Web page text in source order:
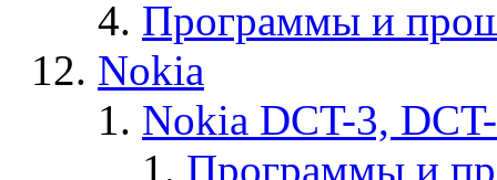
Программы и
Nokia
Nokia DCT-3,
Программы и